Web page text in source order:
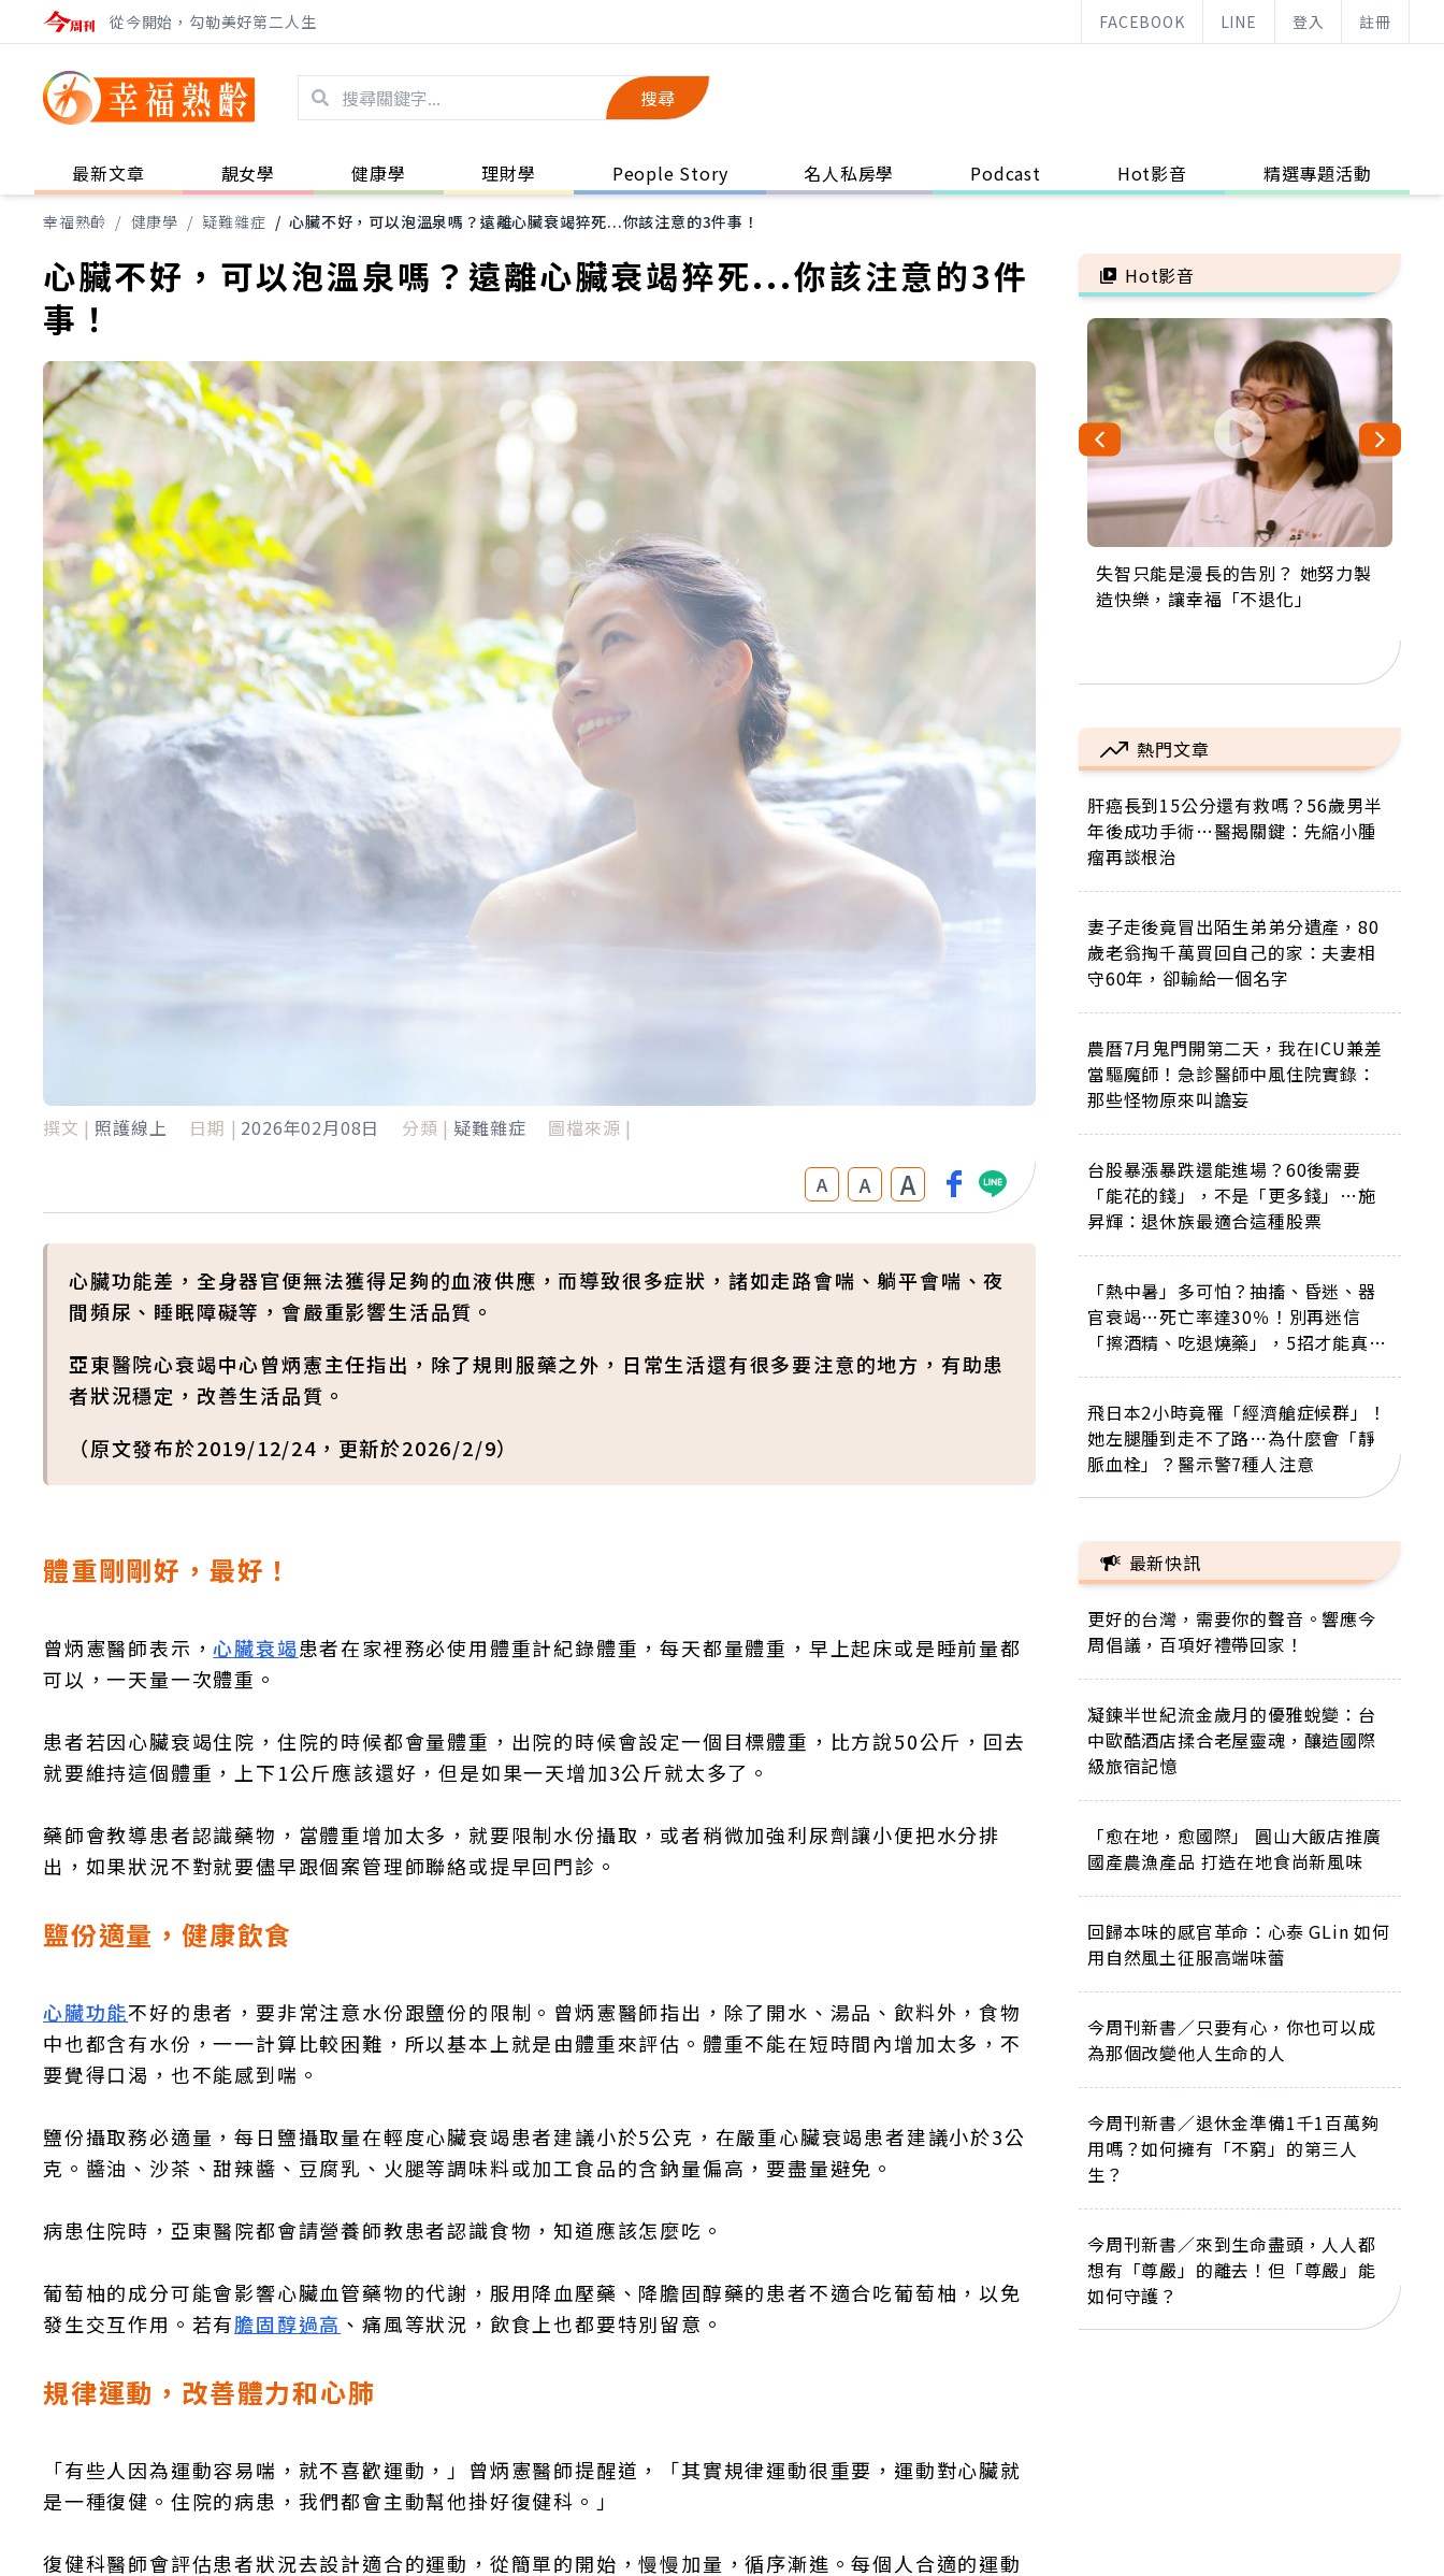
從今開始，勾勒美好第二人生 FACEBOOK LINE 登入 註冊
搜尋
最新文章 靚女學 健康學 理財學 People Story 名人私房學 Podcast Hot影音 精選專題活動
幸福熟齡 / 健康學 / 疑難雜症 / 心臟不好，可以泡溫泉嗎？遠離心臟衰竭猝死...你該注意的3件事！
心臟不好，可以泡溫泉嗎？遠離心臟衰竭猝死...你該注意的3件
事！
撰文 | 照護線上 日期 | 2026年02月08日 分類 | 疑難雜症 圖檔來源 |
A A A
心臟功能差，全身器官便無法獲得足夠的血液供應，而導致很多症狀，諸如走路會喘、躺平會喘、夜
間頻尿、睡眠障礙等，會嚴重影響生活品質。
亞東醫院心衰竭中心曾炳憲主任指出，除了規則服藥之外，日常生活還有很多要注意的地方，有助患
者狀況穩定，改善生活品質。
（原文發布於2019/12/24，更新於2026/2/9）
體重剛剛好，最好！
曾炳憲醫師表示，心臟衰竭患者在家裡務必使用體重計紀錄體重，每天都量體重，早上起床或是睡前量都
可以，一天量一次體重。
患者若因心臟衰竭住院，住院的時候都會量體重，出院的時候會設定一個目標體重，比方說50公斤，回去
就要維持這個體重，上下1公斤應該還好，但是如果一天增加3公斤就太多了。
藥師會教導患者認識藥物，當體重增加太多，就要限制水份攝取，或者稍微加強利尿劑讓小便把水分排
出，如果狀況不對就要儘早跟個案管理師聯絡或提早回門診。
鹽份適量，健康飲食
心臟功能不好的患者，要非常注意水份跟鹽份的限制。曾炳憲醫師指出，除了開水、湯品、飲料外，食物
中也都含有水份，一一計算比較困難，所以基本上就是由體重來評估。體重不能在短時間內增加太多，不
要覺得口渴，也不能感到喘。
鹽份攝取務必適量，每日鹽攝取量在輕度心臟衰竭患者建議小於5公克，在嚴重心臟衰竭患者建議小於3公
克。醬油、沙茶、甜辣醬、豆腐乳、火腿等調味料或加工食品的含鈉量偏高，要盡量避免。
病患住院時，亞東醫院都會請營養師教患者認識食物，知道應該怎麼吃。
葡萄柚的成分可能會影響心臟血管藥物的代謝，服用降血壓藥、降膽固醇藥的患者不適合吃葡萄柚，以免
發生交互作用。若有膽固醇過高 、痛風等狀況，飲食上也都要特別留意。
規律運動，改善體力和心肺
「有些人因為運動容易喘，就不喜歡運動，」曾炳憲醫師提醒道，「其實規律運動很重要，運動對心臟就
是一種復健。住院的病患，我們都會主動幫他掛好復健科。」
復健科醫師會評估患者狀況去設計適合的運動，從簡單的開始，慢慢加量，循序漸進。每個人合適的運動
Hot影音
失智只能是漫長的告別？ 她努力製
造快樂，讓幸福「不退化」
來自剛果的巧克力神父 為台灣奉獻
36年 「台灣是我的家，我連作夢都
63歲卸矽谷副總、搬回台灣找快
樂！「蛋黃哥小丑」走進安養院，
104歲打破金氏世界紀錄 成為全球
最年長羽球選手，分享長壽的秘密
事業巔峰他選擇追夢…黑手阿伯拉
小提琴還登上小巨蛋！連CNN都大
熱門文章
肝癌長到15公分還有救嗎？56歲男半
年後成功手術…醫揭關鍵：先縮小腫
瘤再談根治
妻子走後竟冒出陌生弟弟分遺產，80
歲老翁掏千萬買回自己的家：夫妻相
守60年，卻輸給一個名字
農曆7月鬼門開第二天，我在ICU兼差
當驅魔師！急診醫師中風住院實錄：
那些怪物原來叫譫妄
台股暴漲暴跌還能進場？60後需要
「能花的錢」，不是「更多錢」…施
昇輝：退休族最適合這種股票
「熱中暑」多可怕？抽搐、昏迷、器
官衰竭…死亡率達30％！別再迷信
「擦酒精、吃退燒藥」，5招才能真救
飛日本2小時竟罹「經濟艙症候群」！
她左腿腫到走不了路…為什麼會「靜
脈血栓」？醫示警7種人注意
最新快訊
更好的台灣，需要你的聲音。響應今
周倡議，百項好禮帶回家！
凝鍊半世紀流金歲月的優雅蛻變：台
中歐酷酒店揉合老屋靈魂，釀造國際
級旅宿記憶
「愈在地，愈國際」 圓山大飯店推廣
國產農漁產品 打造在地食尚新風味
回歸本味的感官革命：心泰 GLin 如何
用自然風土征服高端味蕾
今周刊新書／只要有心，你也可以成
為那個改變他人生命的人
今周刊新書／退休金準備1千1百萬夠
用嗎？如何擁有「不窮」的第三人
生？
今周刊新書／來到生命盡頭，人人都
想有「尊嚴」的離去！但「尊嚴」能
如何守護？